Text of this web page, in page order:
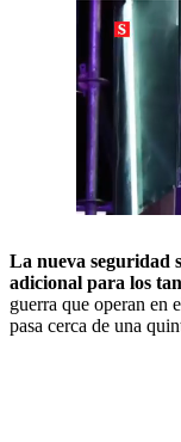
La nueva seguridad
adicional para los
guerra que operan en
pasa cerca de una